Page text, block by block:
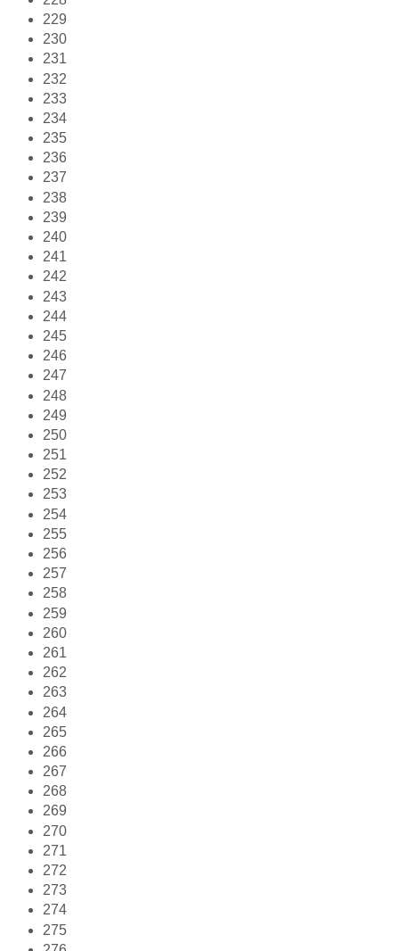
229
230
231
232
233
234
235
236
237
238
239
240
241
242
243
244
245
246
247
248
249
250
251
252
253
254
255
256
257
258
259
260
261
262
263
264
265
266
267
268
269
270
271
272
273
274
275